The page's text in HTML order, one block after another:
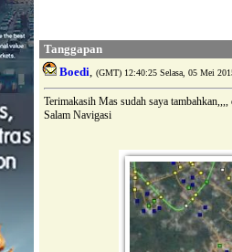
Tanggapan
Boedi, (GMT) 12:40:25 Selasa, 05 Mei
Terimakasih Mas sudah saya
Salam Navigasi